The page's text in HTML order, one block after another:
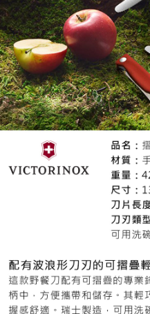
權轉讓予恩沛科技股份有限公司。
２．關於個人資料處理事宜，請瀏覽
https://aftee.tw/terms/#terms3
３．未成年的使用者請事先徵得法
「AFTEE先享後付」，若未經同意
任。
４．使用「AFTEE先享後付」時，
時審查核予不同之上限額度；若仍
請求用戶進行身份認證。
５．嚴禁一人註冊多個帳號或使用
恩沛科技股份有限公司將有權停止
每筆NT$130，滿NT$3,000(含以